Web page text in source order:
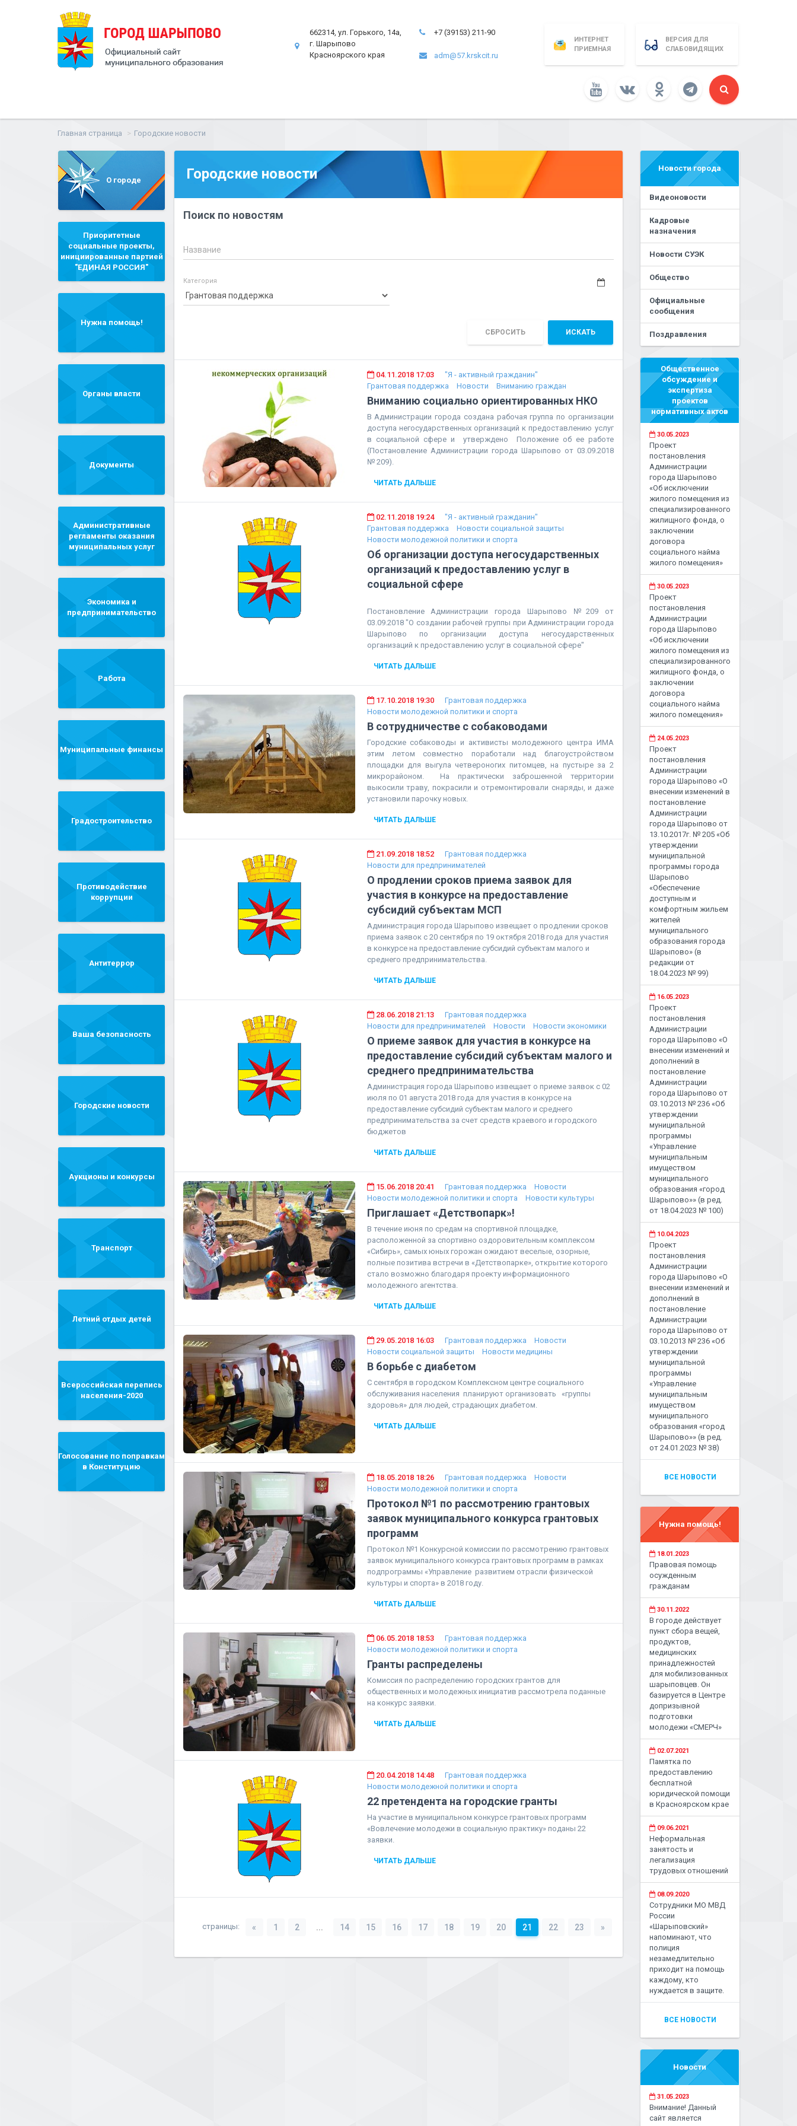
662314, ул. Горького, 14а,
г. Шарыпово
Красноярского края
+7 (39153) 211-90
adm@57.krskcit.ru
ИНТЕРНЕТ
ПРИЕМНАЯ
ВЕРСИЯ ДЛЯ
СЛАБОВИДЯЩИХ
Главная страница Городские новости
О городе
Приоритетные
социальные проекты,
инициированные партией
"ЕДИНАЯ РОССИЯ"
Нужна помощь!
Органы власти
Документы
Административные
регламенты оказания
муниципальных услуг
Экономика и
предпринимательство
Работа
Муниципальные финансы
Градостроительство
Противодействие
коррупции
Антитеррор
Ваша безопасность
Городские новости
Аукционы и конкурсы
Транспорт
Летний отдых детей
Всероссийская перепись
населения-2020
Голосование по поправкам
в Конституцию
Городские новости
Поиск по новостям
Название
Категория
СБРОСИТЬ ИСКАТЬ
04.11.2018 17:03
"Я - активный гражданин"
Грантовая поддержка
Новости Вниманию граждан
Вниманию социально ориентированных НКО
В Администрации города создана рабочая группа по организации
доступа негосударственных организаций к предоставлению услуг
в социальной сфере и утверждено Положение об ее работе
(Постановление Администрации города Шарыпово от 03.09.2018
№ 209).
ЧИТАТЬ ДАЛЬШЕ
02.11.2018 19:24
"Я - активный гражданин"
Грантовая поддержка
Новости социальной защиты
Новости молодежной политики и спорта
Об организации доступа негосударственных
организаций к предоставлению услуг в
социальной сфере
Постановление Администрации города Шарыпово №209 от
03.09.2018 "О создании рабочей группы при Администрации города
Шарыпово по организации доступа негосударственных
организаций к предоставлению услуг в социальной сфере"
ЧИТАТЬ ДАЛЬШЕ
17.10.2018 19:30
Грантовая поддержка
Новости молодежной политики и спорта
В сотрудничестве с собаководами
Городские собаководы и активисты молодежного центра ИМА
этим летом совместно поработали над благоустройством
площадки для выгула четвероногих питомцев, на пустыре за 2
микрорайоном. На практически заброшенной территории
выкосили траву, покрасили и отремонтировали снаряды, и даже
установили парочку новых.
ЧИТАТЬ ДАЛЬШЕ
21.09.2018 18:52
Грантовая поддержка
Новости для предпринимателей
О продлении сроков приема заявок для
участия в конкурсе на предоставление
субсидий субъектам МСП
Администрация города Шарыпово извещает о продлении сроков
приема заявок с 20 сентября по 19 октября 2018 года для участия
в конкурсе на предоставление субсидий субъектам малого и
среднего предпринимательства.
ЧИТАТЬ ДАЛЬШЕ
28.06.2018 21:13
Грантовая поддержка
Новости для предпринимателей
Новости Новости экономики
О приеме заявок для участия в конкурсе на
предоставление субсидий субъектам малого и
среднего предпринимательства
Администрация города Шарыпово извещает о приеме заявок с 02
июля по 01 августа 2018 года для участия в конкурсе на
предоставление субсидий субъектам малого и среднего
предпринимательства за счет средств краевого и городского
бюджетов
ЧИТАТЬ ДАЛЬШЕ
15.06.2018 20:41 Грантовая поддержка
Новости
Новости молодежной политики и спорта
Новости культуры
Приглашает «Детствопарк»!
В течение июня по средам на спортивной площадке,
расположенной за спортивно оздоровительным комплексом
«Сибирь», самых юных горожан ожидают веселые, озорные,
полные позитива встречи в «Детствопарке», открытие которого
стало возможно благодаря проекту информационного
молодежного агентства.
ЧИТАТЬ ДАЛЬШЕ
29.05.2018 16:03 Грантовая поддержка
Новости
Новости социальной защиты
Новости медицины
В борьбе с диабетом
С сентября в городском Комплексном центре социального
обслуживания населения планируют организовать «группы
здоровья» для людей, страдающих диабетом.
ЧИТАТЬ ДАЛЬШЕ
18.05.2018 18:26 Грантовая поддержка
Новости
Новости молодежной политики и спорта
Протокол №1 по рассмотрению грантовых
заявок муниципального конкурса грантовых
программ
Протокол №1 Конкурсной комиссии по рассмотрению грантовых
заявок муниципального конкурса грантовых программ в рамках
подпрограммы «Управление развитием отрасли физической
культуры и спорта» в 2018 году.
ЧИТАТЬ ДАЛЬШЕ
06.05.2018 18:53
Грантовая поддержка
Новости молодежной политики и спорта
Гранты распределены
Комиссия по распределению городских грантов для
общественных и молодежных инициатив рассмотрела поданные
на конкурс заявки.
ЧИТАТЬ ДАЛЬШЕ
20.04.2018 14:48
Грантовая поддержка
Новости молодежной политики и спорта
22 претендента на городские гранты
На участие в муниципальном конкурсе грантовых программ
«Вовлечение молодежи в социальную практику» поданы 22
заявки.
ЧИТАТЬ ДАЛЬШЕ
страницы: « 1 2 ... 14 15 16 17 18 19 20 21 22 23 »
Новости города
Видеоновости
Кадровые
назначения
Новости СУЭК
Общество
Официальные
сообщения
Поздравления
Общественное
обсуждение и
экспертиза
проектов
нормативных актов
30.05.2023
Проект
постановления
Администрации
города Шарыпово
«Об исключении
жилого помещения из
специализированного
жилищного фонда, о
заключении
договора
социального найма
жилого помещения»
30.05.2023
Проект
постановления
Администрации
города Шарыпово
«Об исключении
жилого помещения из
специализированного
жилищного фонда, о
заключении
договора
социального найма
жилого помещения»
24.05.2023
Проект
постановления
Администрации
города Шарыпово «О
внесении изменений в
постановление
Администрации
города Шарыпово от
13.10.2017г. № 205 «Об
утверждении
муниципальной
программы города
Шарыпово
«Обеспечение
доступным и
комфортным жильем
жителей
муниципального
образования города
Шарыпово» (в
редакции от
18.04.2023 № 99)
16.05.2023
Проект
постановления
Администрации
города Шарыпово «О
внесении изменений и
дополнений в
постановление
Администрации
города Шарыпово от
03.10.2013 № 236 «Об
утверждении
муниципальной
программы
«Управление
муниципальным
имуществом
муниципального
образования «город
Шарыпово»» (в ред.
от 18.04.2023 № 100)
10.04.2023
Проект
постановления
Администрации
города Шарыпово «О
внесении изменений и
дополнений в
постановление
Администрации
города Шарыпово от
03.10.2013 № 236 «Об
утверждении
муниципальной
программы
«Управление
муниципальным
имуществом
муниципального
образования «город
Шарыпово»» (в ред.
от 24.01.2023 № 38)
ВСЕ НОВОСТИ
Нужна помощь!
18.01.2023
Правовая помощь
осужденным
гражданам
30.11.2022
В городе действует
пункт сбора вещей,
продуктов,
медицинских
принадлежностей
для мобилизованных
шарыповцев. Он
базируется в Центре
допризывной
подготовки
молодежи «СМЕРЧ»
02.07.2021
Памятка по
предоставлению
бесплатной
юридической помощи
в Красноярском крае
09.06.2021
Неформальная
занятость и
легализация
трудовых отношений
08.09.2020
Сотрудники МО МВД
России
«Шарыповский»
напоминают, что
полиция
незамедлительно
приходит на помощь
каждому, кто
нуждается в защите.
ВСЕ НОВОСТИ
Новости
31.05.2023
Внимание! Данный
сайт является